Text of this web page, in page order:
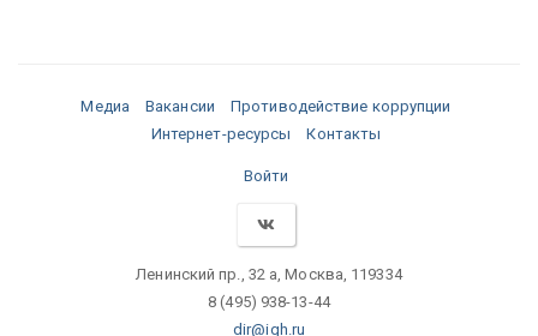
Медиа Вакансии
Противодействие коррупции
Интернет-ресурсы
Контакты
Войти
Ленинский пр., 32 а, Москва, 119334
8 (495) 938-13-44
dir@igh.ru